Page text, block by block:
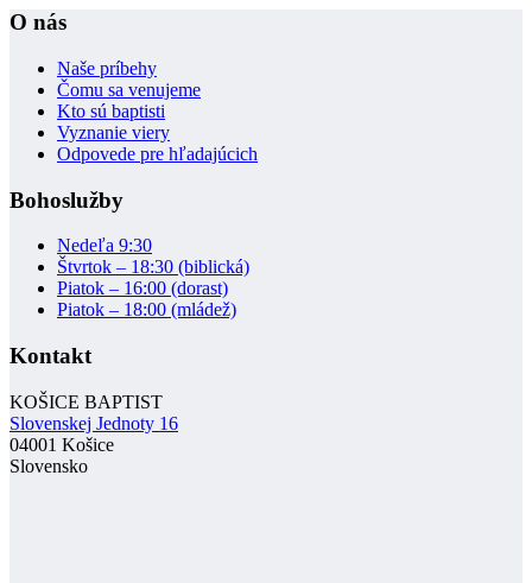
O nás
Naše príbehy
Čomu sa venujeme
Kto sú baptisti
Vyznanie viery
Odpovede pre hľadajúcich
Bohoslužby
Nedeľa 9:30
Štvrtok – 18:30 (biblická)
Piatok – 16:00 (dorast)
Piatok – 18:00 (mládež)
Kontakt
KOŠICE BAPTIST
Slovenskej Jednoty 16
04001 Košice
Slovensko